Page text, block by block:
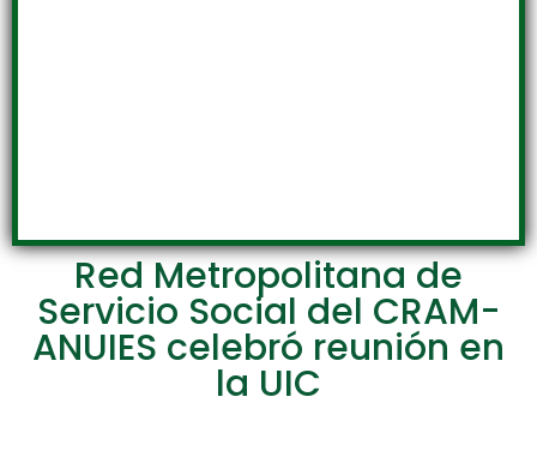
Red Metropolitana de
Servicio Social del CRAM-
ANUIES celebró reunión en
la UIC